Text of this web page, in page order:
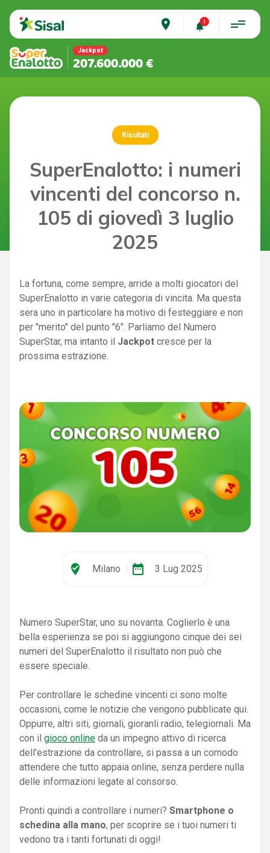
place
Jackpot
207.600.000 €
Risultati
SuperEnalotto: i numeri
vincenti del concorso n.
105 di giovedì 3 luglio
2025
La fortuna, come sempre, arride a molti giocatori del
SuperEnalotto in varie categoria di vincita. Ma questa
sera uno in particolare ha motivo di festeggiare e non
per "merito" del punto "6". Parliamo del Numero
SuperStar, ma intanto il Jackpot cresce per la
prossima estrazione.
where_to_vote Milano date_range 3 Lug 2025
Numero SuperStar, uno su novanta. Coglierlo è una
bella esperienza se poi si aggiungono cinque dei sei
numeri del SuperEnalotto il risultato non può che
essere speciale.
Per controllare le schedine vincenti ci sono molte
occasioni, come le notizie che vengono pubblicate qui.
Oppurre, altri siti, giornali, gioranli radio, telegiornali. Ma
con il gioco online da un impegno attivo di ricerca
dell'estrazione da controllare, si passa a un comodo
attendere che tutto appaia online, senza perdere nulla
delle informazioni legate al consorso.
Pronti quindi a controllare i numeri? Smartphone o
schedina alla mano, per scoprire se i tuoi numeri ti
vedono tra i tanti fortunati di oggi!